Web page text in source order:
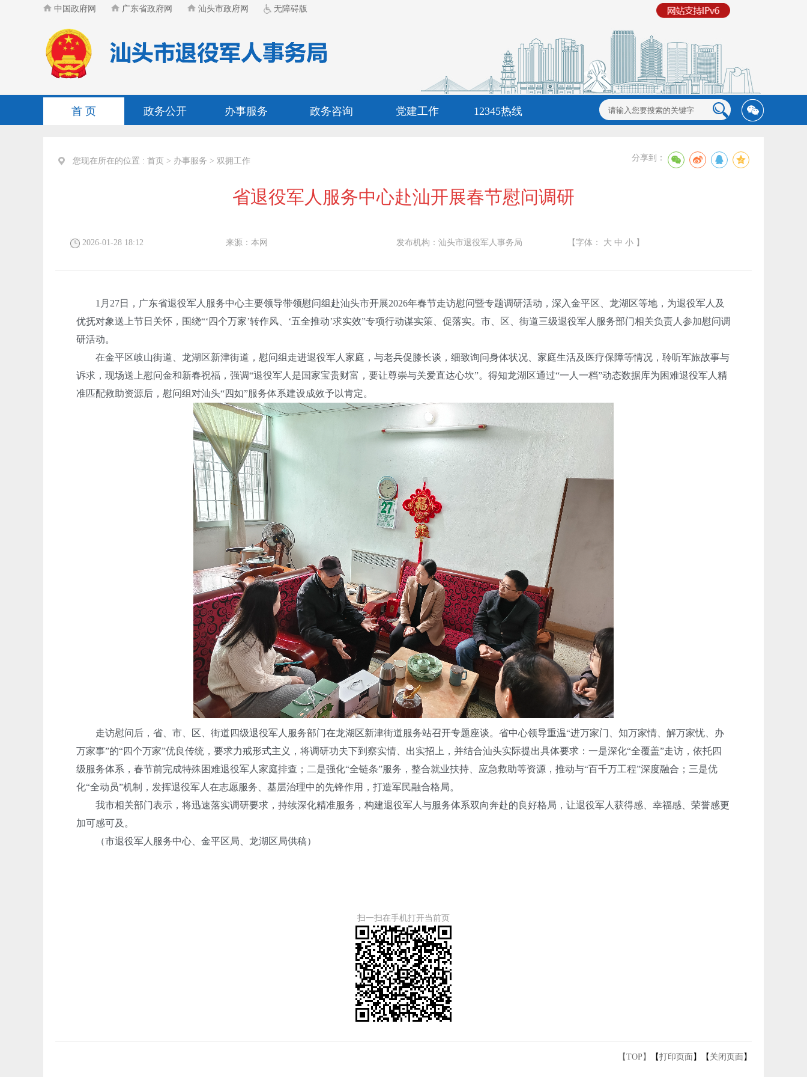
中国政府网 广东省政府网 汕头市政府网 无障碍版
首 页 政务公开 办事服务 政务咨询 党建工作 12345热线
您现在所在的位置 : 首页 > 办事服务 > 双拥工作 分享到：
省退役军人服务中心赴汕开展春节慰问调研
2026-01-28 18:12 来源：本网 发布机构：汕头市退役军人事务局 【字体： 大 中 小 】
1月27日，广东省退役军人服务中心主要领导带领慰问组赴汕头市开展2026年春节走访慰问暨专题调研活动，深入金平区、龙湖区等地，为退役军人及
优抚对象送上节日关怀，围绕“‘四个万家’转作风、‘五全推动’求实效”专项行动谋实策、促落实。市、区、街道三级退役军人服务部门相关负责人 参加慰问调
研活动。
在金平区岐山街道、龙湖区新津街道，慰问组走进退役军人家庭，与老兵促膝长谈，细致询问身体状况、家庭生活及医疗保障等情况，聆听军旅故事与
诉求，现场送上慰问金和新春祝福，强调“退役军人是国家宝贵财富，要让尊崇与关爱直达心坎”。得知龙湖区通过“一人一档”动态数据库为困难退役军人精
准匹配救助资源后，慰问组对汕头“四如”服务体系建设成效予以肯定。
走访慰问后，省、市、区、街道四级退役军人服务部门在龙湖区新津街道服务站召开专题座谈。省中心领导重温“进万家门、知万家情、解万家忧、办
万家事”的“四个万家”优良传统，要求力戒形式主义，将调研功夫下到察实情、出实招上，并结合汕头实际提出具体要求：一是深化“全覆盖”走访，依托四
级服务体系，春节前完成特殊困难退役军人家庭排查；二是强化“全链条”服务，整合就业扶持、应急救助等资源，推动与“百千万工程”深度融合；三是优
化“全动员”机制，发挥退役军人在志愿服务、基层治理中的先锋作用，打造军民融合格局。
我市相关部门表示，将迅速落实调研要求，持续深化精准服务，构建退役军人与服务体系双向奔赴的良好格局，让退役军人获得感、幸福感、荣誉感更
加可感可及。
（市退役军人服务中心、金平区局、龙湖区局供稿）
扫一扫在手机打开当前页
【TOP】 【打印页面 】【 关闭页面 】